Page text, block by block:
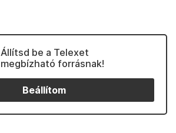
Állítsd be a Telexet
megbízható forrásnak!
Beállítom